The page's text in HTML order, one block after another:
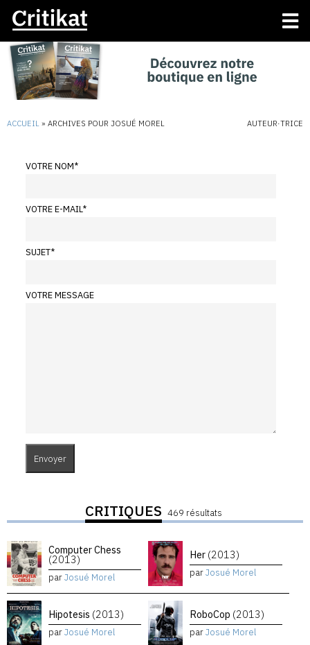
ACCUEIL » ARCHIVES POUR JOSUÉ MOREL AUTEUR·TRICE
VOTRE NOM*
VOTRE E-MAIL*
SUJET*
VOTRE MESSAGE
CRITIQUES 469 résultats
Computer Chess
(2013)
parJosué Morel
Her (2013)
parJosué Morel
Hipotesis (2013)
parJosué Morel
RoboCop (2013)
parJosué Morel